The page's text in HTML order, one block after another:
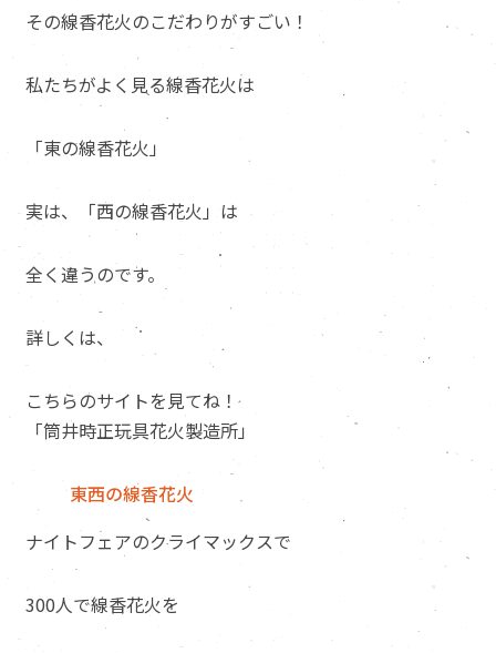
その線香花火のこだわりがすごい！
私たちがよく見る線香花火は
「東の線香花火」
実は、「西の線香花火」は
全く違うのです。
詳しくは、
こちらのサイトを見てね！
「筒井時正玩具花火製造所」
東西の線香花火
ナイトフェアのクライマックスで
300人で線香花火を